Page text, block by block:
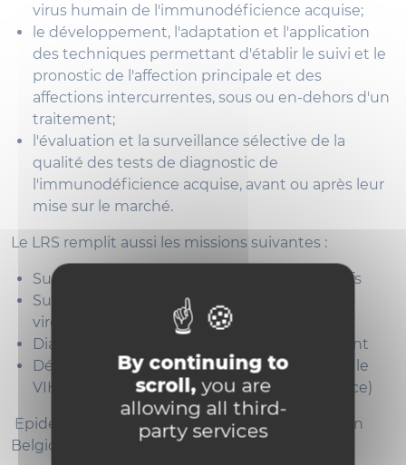
By continuing to
scroll,you are
allowing all third-
party services
virus humain de l'immunodéficience acquise;
le développement, l'adaptation et l'application
des techniques permettant d'établir le suivi et le
pronostic de l'affection principale et des
affections intercurrentes, sous ou en-dehors d'un
traitement;
l'évaluation et la surveillance sélective de la
qualité des tests de diagnostic de
l'immunodéficience acquise, avant ou après leur
mise sur le marché.
Le LRS remplit aussi les missions suivantes :
Surveillance épidémiologique des cas positifs
Suivi des patients VIH du point de vue
virologique
Diagnostic des infections par VIH chez l'enfant
Dépistage moléculaire et tests de suivi pour le
VIH-2 (charge virale et génotype de résistance)
Epidémiologie du SIDA et de l'infection à VIH en
Belgique :
rapport_vih-sida_2024